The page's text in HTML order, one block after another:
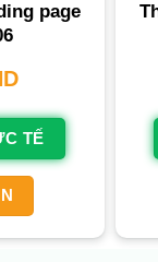
page
TẾ